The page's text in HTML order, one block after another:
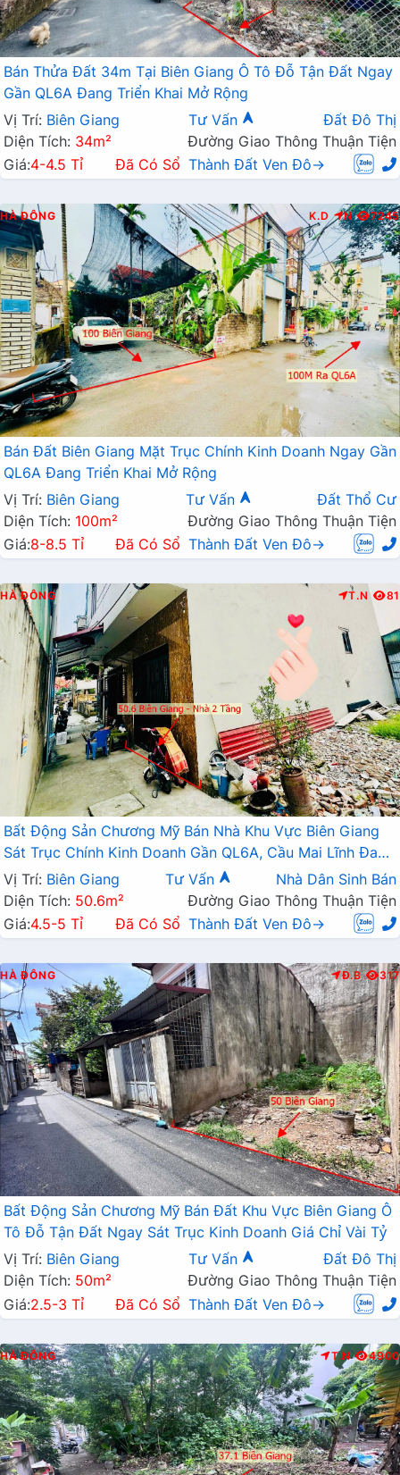
Bán Thửa Đất 34m Tại Biên Giang Ô Tô Đỗ Tận Đất Ngay
Gần QL6A Đang Triển Khai Mở Rộng
Vị Trí: Biên Giang Tư Vấn
Đất Đô Thị
Diện Tích: 34m²
Đường Giao Thông Thuận Tiện
Giá:4-4.5 Tỉ Đã Có Sổ Thành Đất Ven Đô→
HÀ ĐÔNG K.D N 7245
Bán Đất Biên Giang Mặt Trục Chính Kinh Doanh Ngay Gần
QL6A Đang Triển Khai Mở Rộng
Vị Trí: Biên Giang Tư Vấn
Đất Thổ Cư
Diện Tích: 100m²
Đường Giao Thông Thuận Tiện
Giá:8-8.5 Tỉ Đã Có Sổ Thành Đất Ven Đô→
HÀ ĐÔNG T.N 81
Bất Động Sản Chương Mỹ Bán Nhà Khu Vực Biên Giang
Sát Trục Chính Kinh Doanh Gần QL6A, Cầu Mai Lĩnh Đang
Mở Rộng
Vị Trí: Biên Giang Tư Vấn
Nhà Dân Sinh Bán
Diện Tích: 50.6m²
Đường Giao Thông Thuận Tiện
Giá:4.5-5 Tỉ Đã Có Sổ Thành Đất Ven Đô→
HÀ ĐÔNG Đ.B 317
Bất Động Sản Chương Mỹ Bán Đất Khu Vực Biên Giang Ô
Tô Đỗ Tận Đất Ngay Sát Trục Kinh Doanh Giá Chỉ Vài Tỷ
Vị Trí: Biên Giang Tư Vấn
Đất Đô Thị
Diện Tích: 50m²
Đường Giao Thông Thuận Tiện
Giá:2.5-3 Tỉ Đã Có Sổ Thành Đất Ven Đô→
HÀ ĐÔNG T.N 4900